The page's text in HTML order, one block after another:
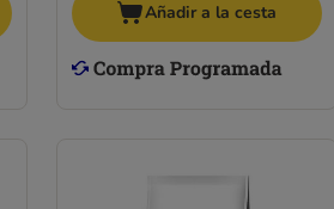
Añadir a la cesta